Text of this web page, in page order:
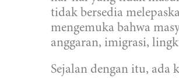
tidak bersedia
mengemuka bahwa
anggaran, imigrasi,
Sejalan dengan itu, ada